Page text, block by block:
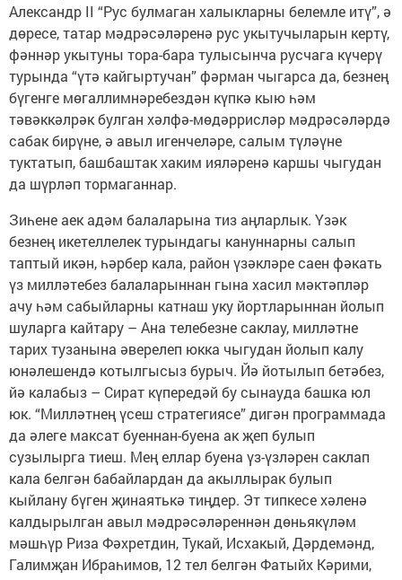
Александр II “Рус булмаган халыкларны белемле итү”, ә
дөресе, татар мәдрәсәләренә рус укытучыларын кертү,
фәннәр укытуны тора-бара тулысынча русчага күчерү
турында “үтә кайгыртучан” фәрман чыгарса да, безнең
бүгенге мө­гал­лимнәребездән күпкә кыю һәм
тәвәккәлрәк булган хәлфә-мөдәррисләр мәдрәсәләрдә
сабак бирүне, ә авыл игенчеләре, салым түләүне
туктатып, башбаштак хаким ияләренә каршы чыгудан
да шүрләп тормаганнар.
Зиһене аек адәм балаларына тиз аңларлык. Үзәк
безнең икетеллелек турындагы кануннарны салып
таптый икән, һәрбер кала, район үзәкләре саен фәкать
үз милләтебез балаларыннан гына хасил мәктәпләр
ачу һәм сабыйларны катнаш уку йортларыннан йолып
шуларга кайтару – Ана телебезне саклау, милләтне
тарих тузанына әверелеп юкка чыгудан йолып калу
юнәлешендә котылгысыз бурыч. Йә йотылып бетәбез,
йә калабыз – Сират күпередәй бу сынауда башка юл
юк. “Милләтнең үсеш стратегиясе” дигән программада
да әлеге максат буеннан-буена ак җеп булып
сузылырга тиеш. Мең еллар буена үз-үзләрен саклап
кала белгән бабайлардан да акыллырак булып
кыйлану бүген җинаятькә тиңдер. Эт типкесе хәленә
калдырылган авыл мәдрәсәләреннән дөньякүләм
мәшһүр Риза Фәхретдин, Тукай, Исхакый, Дәрдемәнд,
Галимҗан Ибраһимов, 12 тел белгән Фатыйх Кәрими,